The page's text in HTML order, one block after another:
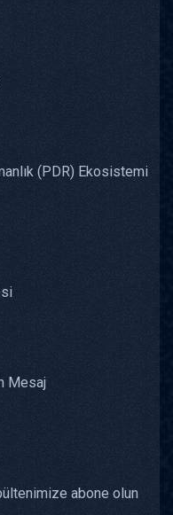
(PDR) Ekosistemi
Mesaj
abone olun